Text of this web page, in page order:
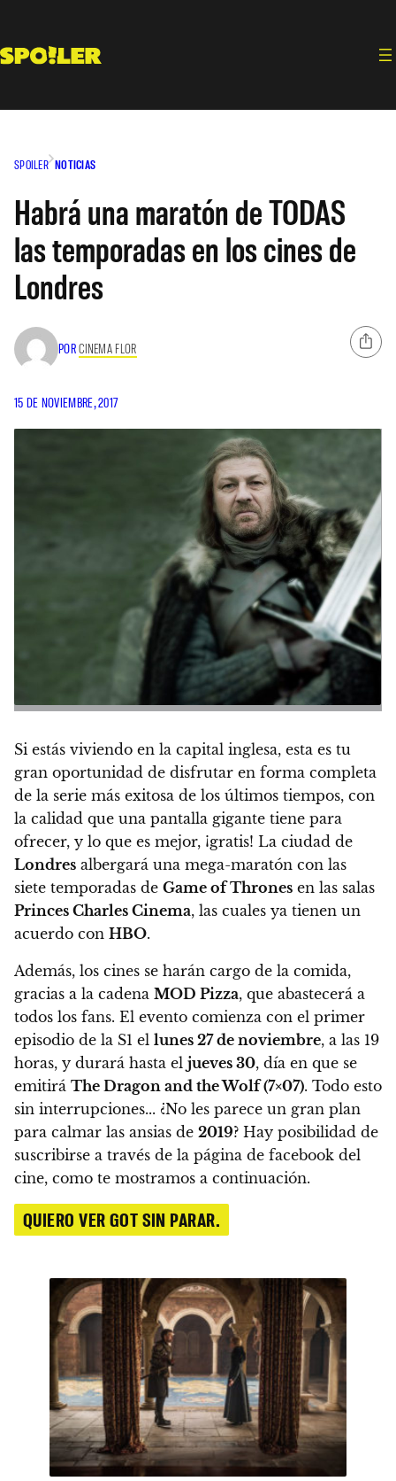
contenido
SPOILER NOTICIAS
Habrá una maratón de TODAS
las temporadas en los cines de
Londres
PORCINEMA FLOR
15 DE NOVIEMBRE, 2017
Si estás viviendo en la capital inglesa, esta es tu
gran oportunidad de disfrutar en forma completa
de la serie más exitosa de los últimos tiempos, con
la calidad que una pantalla gigante tiene para
ofrecer, y lo que es mejor, ¡gratis! La ciudad de
Londres albergará una mega-maratón con las
siete temporadas de Game of Thrones en las salas
Princes Charles Cinema, las cuales ya tienen un
acuerdo con HBO.
Además, los cines se harán cargo de la comida,
gracias a la cadena MOD Pizza, que abastecerá a
todos los fans. El evento comienza con el primer
episodio de la S1 el lunes 27 de noviembre, a las 19
horas, y durará hasta el jueves 30, día en que se
emitirá The Dragon and the Wolf (7×07). Todo esto
sin interrupciones... ¿No les parece un gran plan
para calmar las ansias de 2019? Hay posibilidad de
suscribirse a través de la página de facebook del
cine, como te mostramos a continuación.
QUIERO VER GOT SIN PARAR.